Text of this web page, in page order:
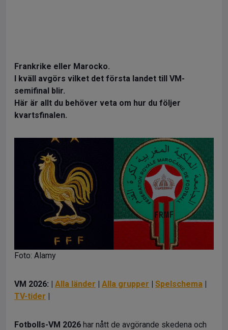
Frankrike eller Marocko.
I kväll avgörs vilket det första landet till VM-
semifinal blir.
Här är allt du behöver veta om hur du följer
kvartsfinalen.
Foto: Alamy
VM 2026: | Alla länder | Alla grupper | Spelschema |
TV-tider |
Fotbolls-VM 2026 har nått de avgörande skedena och